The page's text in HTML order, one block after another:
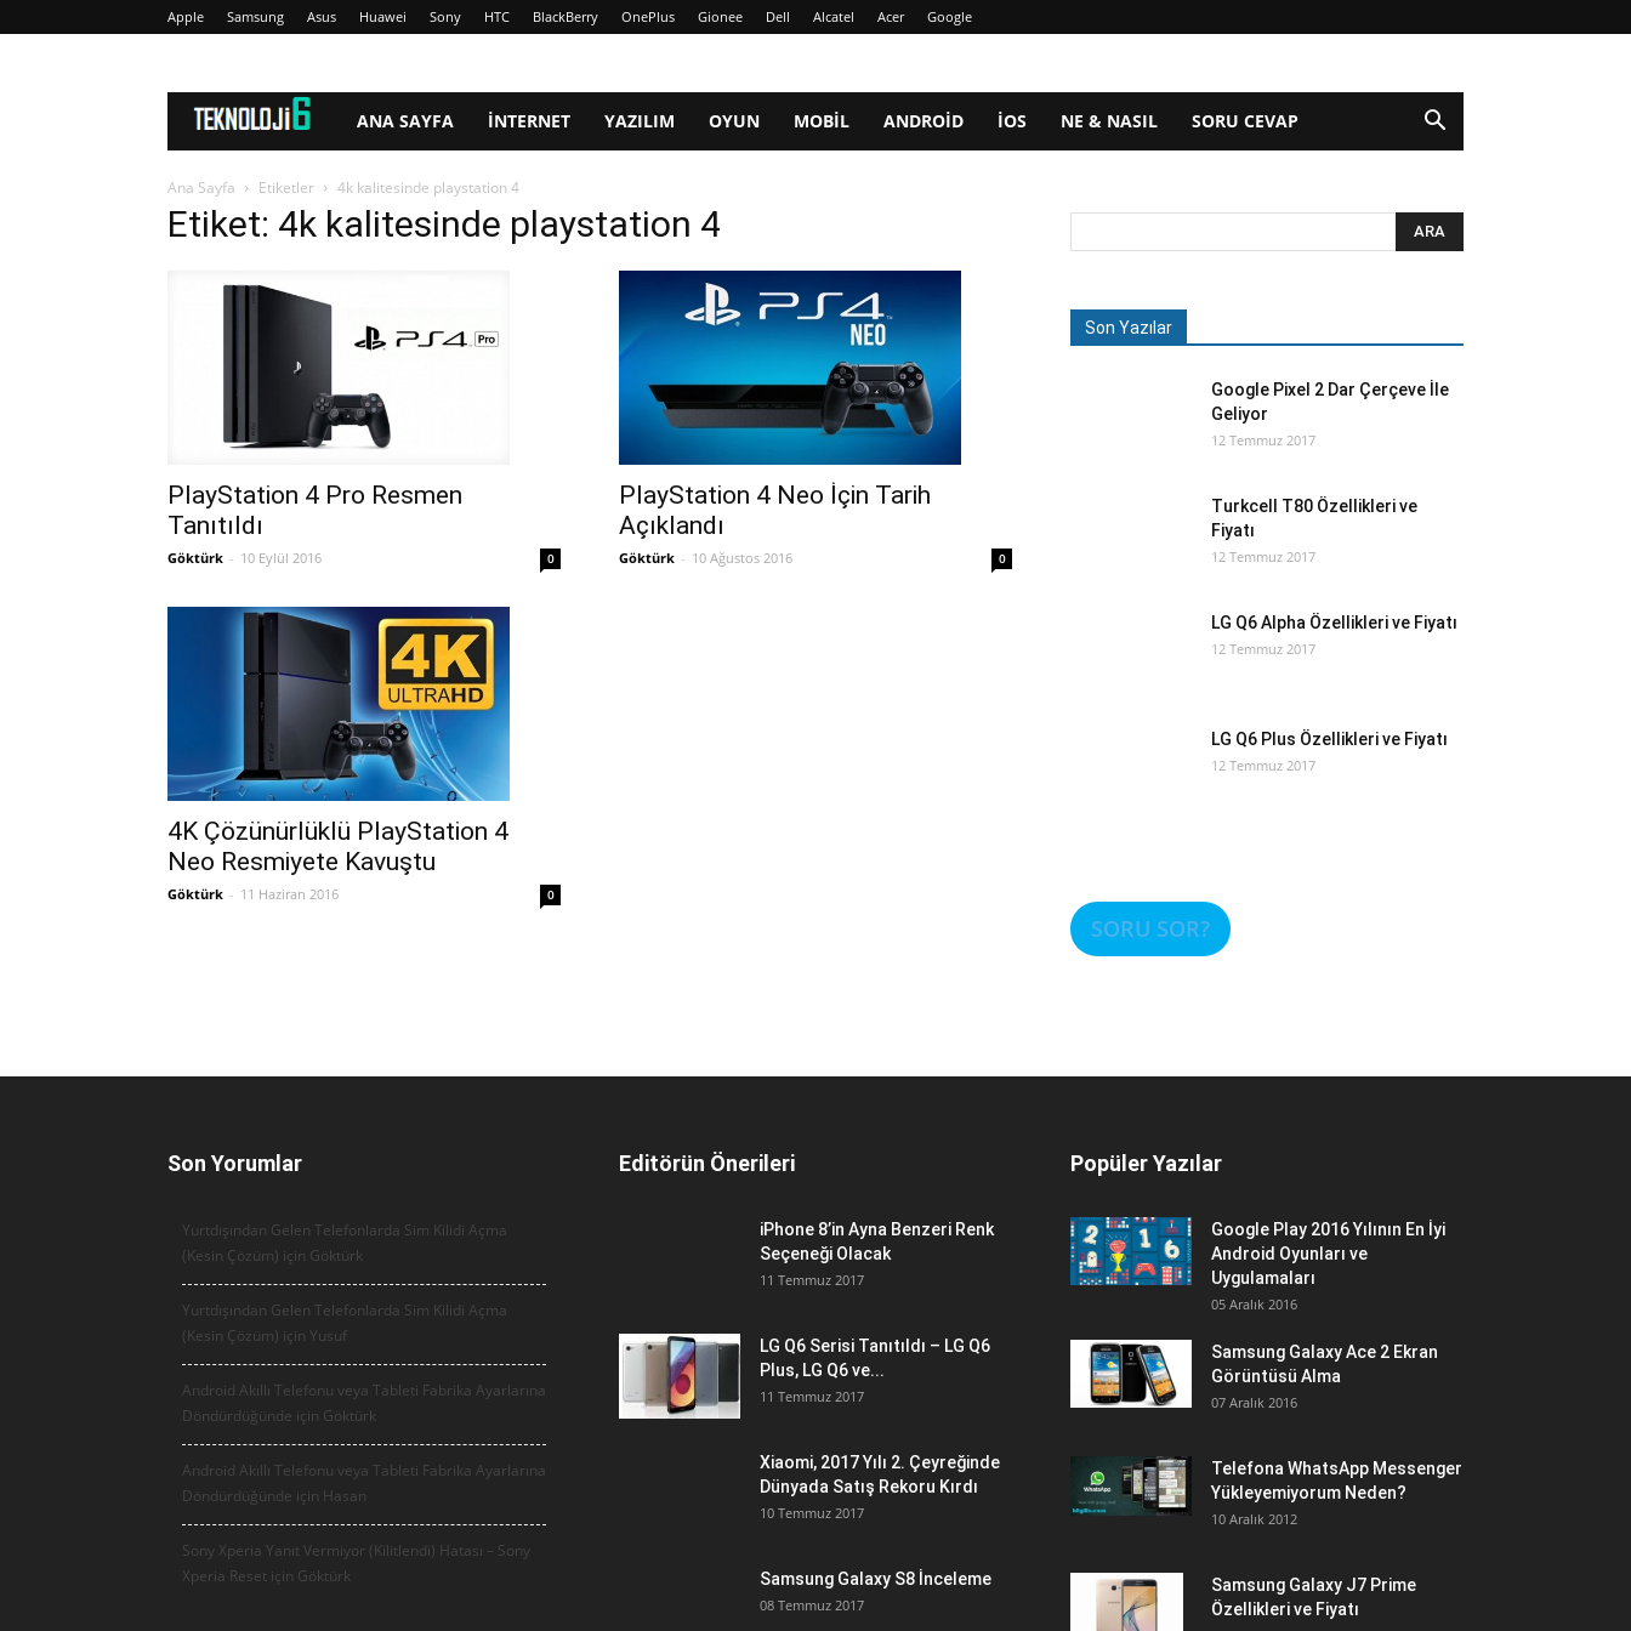
Apple Samsung Asus Huawei Sony HTC BlackBerry OnePlus Gionee Dell Alcatel Acer Google
www.Teknoloji6.com
ANA SAYFA İNTERNET YAZILIM OYUN MOBIL ANDROID IOS NE & NASIL SORU CEVAP
Ana Sayfa Etiketler 4k kalitesinde playstation 4
Etiket: 4k kalitesinde playstation 4
PlayStation 4 Pro Resmen
Tanıtıldı
Göktürk - 10 Eylül 2016 0
PlayStation 4 Neo İçin Tarih
Açıklandı
Göktürk - 10 Ağustos 2016 0
4K Çözünürlüklü PlayStation 4
Neo Resmiyete Kavuştu
Göktürk - 11 Haziran 2016 0
Son Yazılar
Google Pixel 2 Dar Çerçeve İle
Geliyor
12 Temmuz 2017
Turkcell T80 Özellikleri ve
Fiyatı
12 Temmuz 2017
LG Q6 Alpha Özellikleri ve Fiyatı
12 Temmuz 2017
LG Q6 Plus Özellikleri ve Fiyatı
12 Temmuz 2017
SORU SOR?
Son Yorumlar
Yurtdışından Gelen Telefonlarda Sim Kilidi Açma
(Kesin Çözüm) için Göktürk
Yurtdışından Gelen Telefonlarda Sim Kilidi Açma
(Kesin Çözüm) için Yusuf
Android Akıllı Telefonu veya Tableti Fabrika Ayarlarına
Döndürdüğünde için Göktürk
Android Akıllı Telefonu veya Tableti Fabrika Ayarlarına
Döndürdüğünde için Hasan
Sony Xperia Yanıt Vermiyor (Kilitlendi) Hatası – Sony
Xperia Reset için Göktürk
Editörün Önerileri
iPhone 8’in Ayna Benzeri Renk
Seçeneği Olacak
11 Temmuz 2017
LG Q6 Serisi Tanıtıldı – LG Q6
Plus, LG Q6 ve...
11 Temmuz 2017
Xiaomi, 2017 Yılı 2. Çeyreğinde
Dünyada Satış Rekoru Kırdı
10 Temmuz 2017
Samsung Galaxy S8 İnceleme
08 Temmuz 2017
Popüler Yazılar
Google Play 2016 Yılının En İyi
Android Oyunları ve
Uygulamaları
05 Aralık 2016
Samsung Galaxy Ace 2 Ekran
Görüntüsü Alma
07 Aralık 2016
Telefona WhatsApp Messenger
Yükleyemiyorum Neden?
10 Aralık 2012
Samsung Galaxy J7 Prime
Özellikleri ve Fiyatı